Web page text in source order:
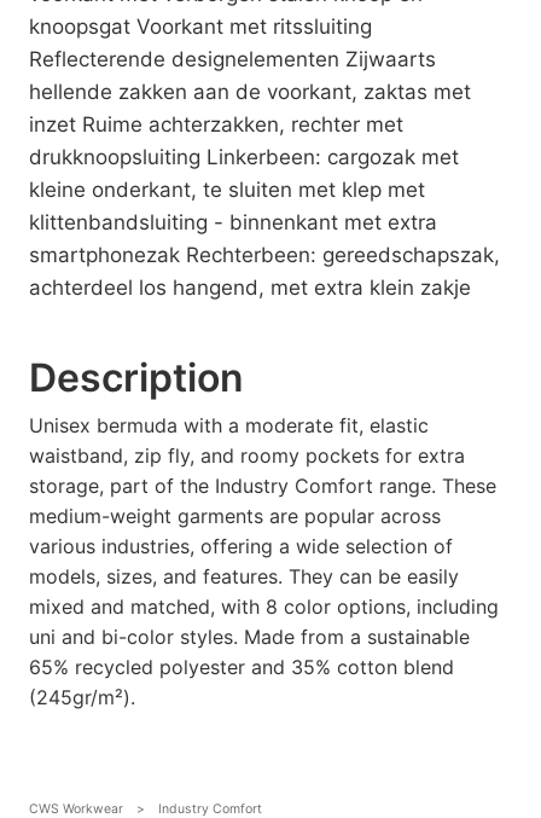
knoopsgat Voorkant met ritssluiting
Reflecterende designelementen Zijwaarts
hellende zakken aan de voorkant, zaktas met
inzet Ruime achterzakken, rechter met
drukknoopsluiting Linkerbeen: cargozak met
kleine onderkant, te sluiten met klep met
klittenbandsluiting - binnenkant met extra
smartphonezak Rechterbeen: gereedschapszak,
achterdeel los hangend, met extra klein zakje
Description
Unisex bermuda with a moderate fit, elastic
waistband, zip fly, and roomy pockets for extra
storage, part of the Industry Comfort range. These
medium-weight garments are popular across
various industries, offering a wide selection of
models, sizes, and features. They can be easily
mixed and matched, with 8 color options, including
uni and bi-color styles. Made from a sustainable
65% recycled polyester and 35% cotton blend
(245gr/m²).
CWS Workwear > Industry Comfort